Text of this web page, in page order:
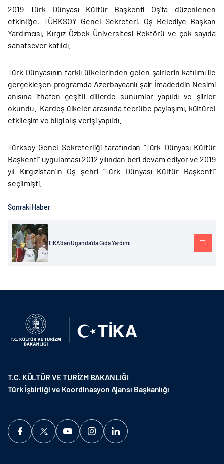
2019 Türk Dünyası Kültür Başkenti Oş’ta düzenlenen
etkinliğe, TÜRKSOY Genel Sekreteri, Oş Belediye Başkan
Yardımcısı, Kırgız-Özbek Üniversitesi Rektörü ve çok sayıda
sanatsever katıldı.
Türk Dünyasının farklı ülkelerinden gelen şairlerin katılımı ile
gerçekleşen programda Azerbaycanlı şair İmadeddin Nesimi
anısına ithafen çeşitli dillerde sunumlar yapıldı ve şiirler
okundu. Kardeş ülkeler arasında tecrübe paylaşımı, kültürel
etkileşim ve bilgi alış verişi yapıldı.
Türksoy Genel Sekreterliği tarafından “Türk Dünyası Kültür
Başkenti” uygulaması 2012 yılından beri devam ediyor ve 2019
yıl Kırgızistan’ın Oş şehri “Türk Dünyası Kültür Başkenti”
seçilmişti.
Sonraki Haber
TİKA’dan Uganda’da Gıda Yardımı
T.C. KÜLTÜR VE TURİZM BAKANLIĞI
Türk İşbirliği ve Koordinasyon Ajansı Başkanlığı